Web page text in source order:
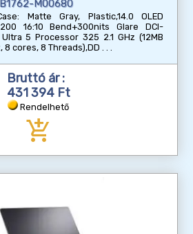
M00680
Matte Gray, Plastic,14.0 OLED
16:10 Bend+300nits Glare DCI-
5 Processor 325 2.1 GHz (12MB
8 cores, 8 Threads),DD
Bruttó ár :
431 394 Ft
Rendelhető
add_shopping_cart